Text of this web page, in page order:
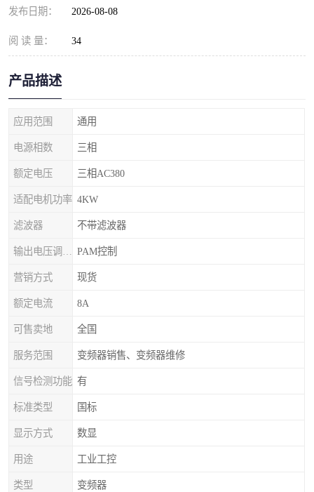
发布日期： 2026-08-08
阅 读 量： 34
产品描述
应用范围 通用
电源相数 三相
额定电压 三相AC380
适配电机功率 4KW
滤波器 不带滤波器
PAM控制
营销方式 现货
额定电流 8A
可售卖地 全国
服务范围 变频器销售、变频器维修
信号检测功能 有
标准类型 国标
显示方式 数显
用途 工业工控
类型 变频器